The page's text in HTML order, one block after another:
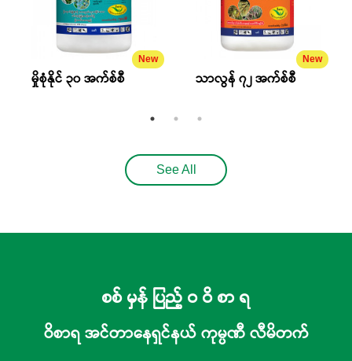
New
မှိုစုံနိုင် ၃၀ အက်စ်စီ
New
သာလွန် ၇၂ အက်စ်စီ
See All
စစ် မှန် ပြည့် ဝ ဝိ စာ ရ
ဝိစာရ အင်တာနေရှင်နယ် ကုမ္ပဏီ လီမိတက်